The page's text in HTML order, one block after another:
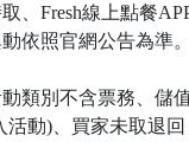
、Fresh線上點餐
依照官網公告為準。
類別不含票務、儲
活動)、買家未取退